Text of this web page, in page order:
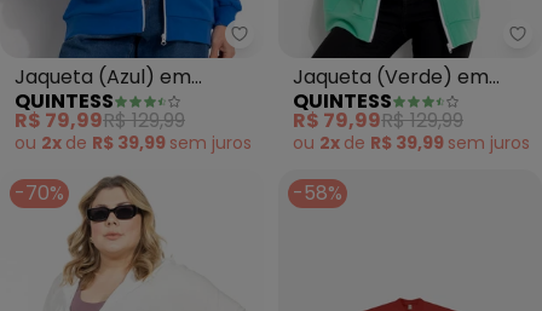
Quintess - Jaqueta (Azul) em
Jaqueta (Azul) em
Molecotton
QUINTESS
R$ 79,99R$ 129,99
ou 2x de R$ 39,99 sem juros
Jaqueta (Verde) em
Molecotton
QUINTESS
R$ 79,99R$ 129,99
ou 2x de R$ 39,99 sem juros
-70% -58%